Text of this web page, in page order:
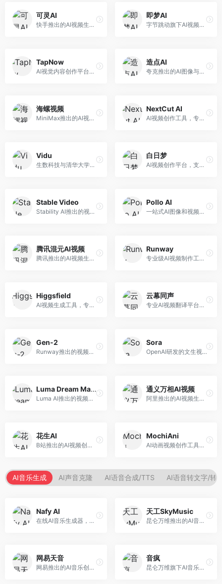
可灵AI
快手推出的AI视频生成平台，支持文生视频和图生视频，可生成长达2分钟的高质量视频内容。面向短视频创作者和营销人员，操作简便，生成效果逼真，适合商业推广和创意表达。
即梦AI
字节跳动旗下AI视频创作平台，支持多模态内容生成。面向内容创作者和营销人员，提供文生视频、图生视频、智能剪辑等功能，中文理解能力强，创作效率高。
TapNow
AI视觉内容创作平台，整合图像与视频生成能力。面向内容创作者，提供文生图、文生视频、智能编辑等服务，创作工具丰富，一站式体验便捷。
造点AI
夸克推出的AI图像与视频创作平台。面向普通用户和内容创作者，提供文生图、文生视频等功能，操作简便，与夸克生态深度整合。
海螺视频
MiniMax推出的AI视频生成工具，支持高质量视频创作。面向内容创作者，提供文生视频、视频编辑等功能，生成速度快，视频效果自然流畅。
NextCut AI
AI视频创作工具，专注于智能剪辑和视频生成。面向视频创作者，提供智能剪辑、视频生成、特效添加等功能，剪辑效率高，适合快节奏内容生产。
Vidu
生数科技与清华大学联合研发的AI视频生成大模型。面向视频创作者和内容生产者，支持文生视频、图生视频，视频质量高，物理运动理解准确，国产视频生成领先工具。
白日梦
AI视频创作平台，支持生成长达50分钟的长视频内容。面向长视频创作者和内容生产者，支持故事视频生成、视频编辑等功能，适合叙事性内容创作。
Stable Video
Stability AI推出的视频生成模型，开源可部署。面向开发者和专业创作者，支持视频生成、视频编辑等功能，开源生态完善，定制化程度高。
Pollo AI
一站式AI图像和视频创作平台，整合多种生成工具。面向内容创作者，提供文生图、文生视频、视频编辑等服务，创作工具全面，一站式体验便捷。
腾讯混元AI视频
腾讯推出的AI视频生成工具，基于混元大模型。面向腾讯生态用户和内容创作者，支持文生视频、视频编辑等功能，与腾讯产品生态深度整合。
Runway
专业级AI视频制作工具，支持视频生成与编辑。面向影视制作人和创意工作者，提供文生视频、视频编辑、绿幕抠像等专业功能，视频处理能力强，适合专业创作场景。
Higgsfield
AI视频生成工具，专注于高质量视频内容创作。面向视频创作者和营销人员，支持文生视频、视频编辑等功能，视频效果逼真，适合商业应用。
云幕同声
专业AI视频翻译平台，支持视频多语言配音和字幕生成。面向跨境电商和内容出海从业者，提供视频翻译、配音、字幕生成等服务，多语言支持完善。
Gen-2
Runway推出的视频生成模型，专注于文生视频和视频风格转换。面向影视制作人和创意工作者，支持文本到视频、图像到视频等多种生成模式，视频质量专业级。
Sora
OpenAI研发的文生视频大模型，可根据文字描述生成长达60秒的高清视频。面向影视创作者、广告从业者和内容生产者，视频连贯性强，物理世界理解准确，代表了AI视频生成的最高水平。
Luma Dream Machine
Luma AI推出的视频生成工具，专注于高质量视频创作。面向影视创作者和内容生产者，支持文生视频、图生视频，视频质量高，物理运动流畅自然。
通义万相AI视频
阿里推出的AI视频生成服务，整合图像与视频创作能力。面向电商和营销从业者，支持商品视频生成、营销视频制作等服务，商业应用场景丰富。
花生AI
B站推出的AI视频创作工具，专注于短视频内容生成。面向B站创作者，支持视频生成、视频编辑等功能，与B站平台深度整合，创作效率高。
MochiAni
AI动画视频创作工具，专注于动画内容生成。面向动画创作者和二次元内容生产者，支持动画风格视频生成，动画效果流畅，适合动漫内容创作。
AI音乐生成 AI声音克隆 AI语音合成/TTS AI语音转文字/转
Nafy AI
在线AI音乐生成器，专注于快速音乐创作。面向内容创作者，支持多种风格音乐生成，操作简便，生成速度快，适合快速配乐需求。
天工SkyMusic
昆仑万维推出的AI音乐创作平台，基于天工大模型。面向音乐创作者，支持歌词生成、旋律创作、音乐编曲等服务，中文音乐创作能力强。
网易天音
网易推出的AI音乐创作工具，支持作词、作曲与编曲。面向音乐爱好者和独立音乐人，提供歌词生成、旋律创作、编曲制作等服务，与网易云音乐生态深度整合。
音疯
昆仑万维旗下AI音乐创作平台，专注于音乐内容生成。面向音乐爱好者和内容创作者，提供多种风格音乐生成，操作简便，创作速度快。